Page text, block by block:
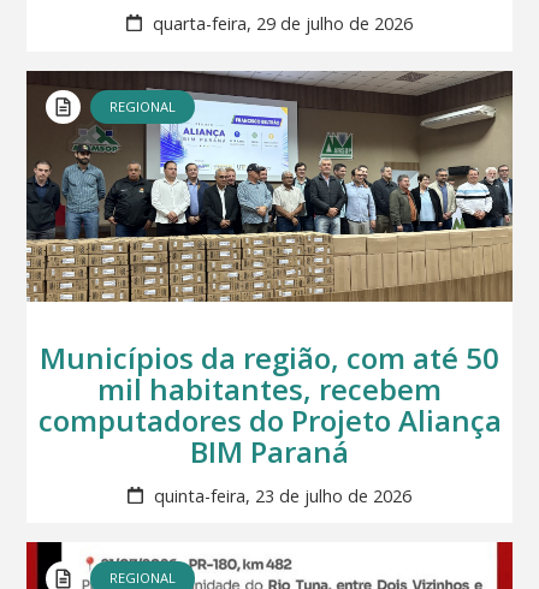
quarta-feira, 29 de julho de 2026
REGIONAL
Municípios da região, com até 50
mil habitantes, recebem
computadores do Projeto Aliança
BIM Paraná
quinta-feira, 23 de julho de 2026
REGIONAL